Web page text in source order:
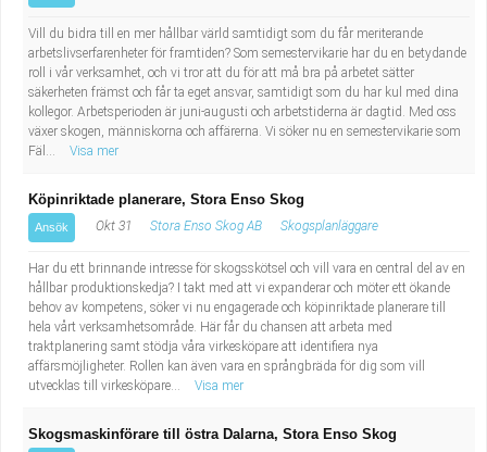
Vill du bidra till en mer hållbar värld samtidigt som du får meriterande
arbetslivserfarenheter för framtiden? Som semestervikarie har du en betydande
roll i vår verksamhet, och vi tror att du för att må bra på arbetet sätter
säkerheten främst och får ta eget ansvar, samtidigt som du har kul med dina
kollegor. Arbetsperioden är juni-augusti och arbetstiderna är dagtid. Med oss
växer skogen, människorna och affärerna. Vi söker nu en semestervikarie som
Fäl...
Visa mer
Köpinriktade planerare, Stora Enso Skog
Ansök Okt 31 Stora Enso Skog AB Skogsplanläggare
Har du ett brinnande intresse för skogsskötsel och vill vara en central del av en
hållbar produktionskedja? I takt med att vi expanderar och möter ett ökande
behov av kompetens, söker vi nu engagerade och köpinriktade planerare till
hela vårt verksamhetsområde. Här får du chansen att arbeta med
traktplanering samt stödja våra virkesköpare att identifiera nya
affärsmöjligheter. Rollen kan även vara en språngbräda för dig som vill
utvecklas till virkesköpare...
Visa mer
Skogsmaskinförare till östra Dalarna, Stora Enso Skog